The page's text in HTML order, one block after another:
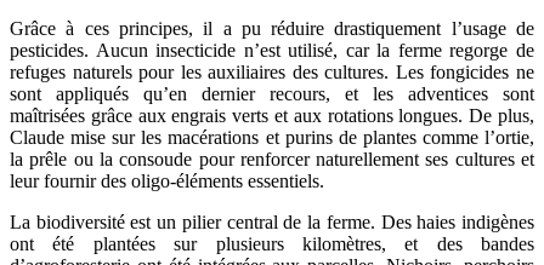
Grâce à ces principes, il a pu réduire drastiquement l’usage de
pesticides. Aucun insecticide n’est utilisé, car la ferme regorge de
refuges naturels pour les auxiliaires des cultures. Les fongicides ne
sont appliqués qu’en dernier recours, et les adventices sont
maîtrisées grâce aux engrais verts et aux rotations longues. De plus,
Claude mise sur les macérations et purins de plantes comme l’ortie,
la prêle ou la consoude pour renforcer naturellement ses cultures et
leur fournir des oligo-éléments essentiels.
La biodiversité est un pilier central de la ferme. Des haies indigènes
ont été plantées sur plusieurs kilomètres, et des bandes